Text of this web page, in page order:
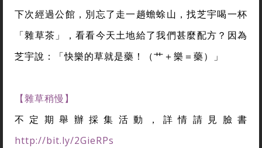
下次經過公館，別忘了走一趟蟾蜍山，找芝宇喝一杯
「雜草茶」，看看今天土地給了我們甚麼配方？因為
芝宇說：「快樂的草就是藥！（艹＋樂＝藥）」
【雜草稍慢】
不定期舉辦採集活動，詳情請見臉書
http://bit.ly/2GieRPs